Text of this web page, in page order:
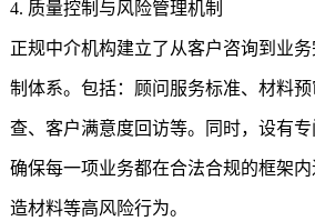
4. 质量控制与风险管理机制
正规中介机构建立了从客户咨询到业
制体系。包括：顾问服务标准、材料
查、客户满意度回访等。同时，设有专
确保每一项业务都在合法合规的框架
造材料等高风险行为。